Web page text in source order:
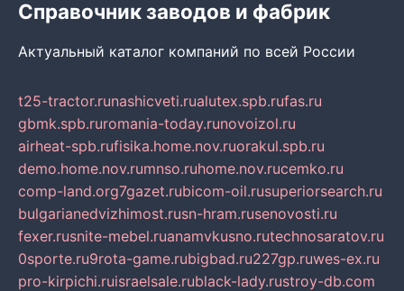
Справочник заводов и фабрик
Актуальный каталог компаний по всей России
t25-tractor.runashicveti.rualutex.spb.rufas.ru
gbmk.spb.ruromania-today.runovoizol.ru
airheat-spb.rufisika.home.nov.ruorakul.spb.ru
demo.home.nov.rumnso.ruhome.nov.rucemko.ru
comp-land.org7gazet.rubicom-oil.rusuperiorsearch.ru
bulgarianedvizhimost.rusn-hram.rusenovosti.ru
fexer.rusnite-mebel.ruanamvkusno.rutechnosaratov.ru
0sporte.ru9rota-game.rubigbad.ru227gp.ruwes-ex.ru
pro-kirpichi.ruisraelsale.rublack-lady.rustroy-db.com